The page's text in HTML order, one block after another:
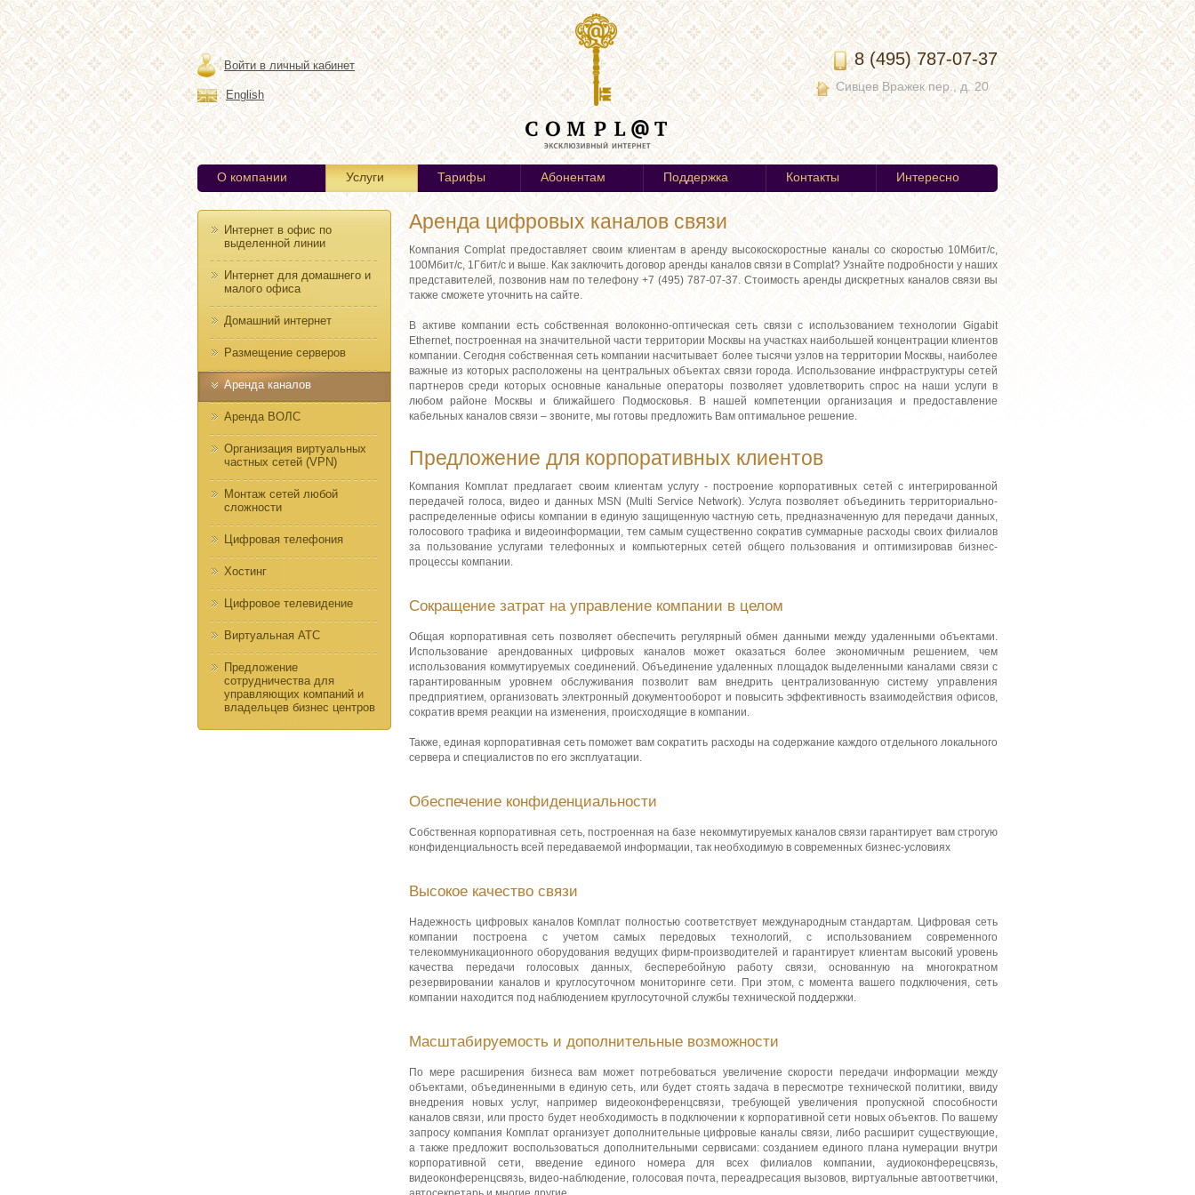
8 (495) 787-07-37
Сивцев Вражек пер., д. 20
Войти в личный кабинет
English
О компании Услуги Тарифы Абонентам Поддержка Контакты Интересно
Интернет в офис по
выделенной линии
Интернет для домашнего и
малого офиса
Домашний интернет
Размещение серверов
Аренда каналов
Аренда ВОЛС
Организация виртуальных
частных сетей (VPN)
Монтаж сетей любой
сложности
Цифровая телефония
Хостинг
Цифровое телевидение
Виртуальная АТС
Предложение
сотрудничества для
управляющих компаний и
владельцев бизнес центров
Аренда цифровых каналов связи
Компания Complat предоставляет своим клиентам в аренду высокоскоростные каналы со скоростью 10Мбит/с,
100Мбит/с, 1Гбит/с и выше. Как заключить договор аренды каналов связи в Complat? Узнайте подробности у наших
представителей, позвонив нам по телефону +7 (495) 787-07-37. Стоимость аренды дискретных каналов связи вы
также сможете уточнить на сайте.
В активе компании есть собственная волоконно-оптическая сеть связи с использованием технологии Gigabit
Ethernet, построенная на значительной части территории Москвы на участках наибольшей концентрации клиентов
компании. Сегодня собственная сеть компании насчитывает более тысячи узлов на территории Москвы, наиболее
важные из которых расположены на центральных объектах связи города. Использование инфраструктуры сетей
партнеров среди которых основные канальные операторы позволяет удовлетворить спрос на наши услуги в
любом районе Москвы и ближайшего Подмосковья. В нашей компетенции организация и предоставление
кабельных каналов связи – звоните, мы готовы предложить Вам оптимальное решение.
Предложение для корпоративных клиентов
Компания Комплат предлагает своим клиентам услугу - построение корпоративных сетей с интегрированной
передачей голоса, видео и данных MSN (Multi Service Network). Услуга позволяет объединить территориально-
распределенные офисы компании в единую защищенную частную сеть, предназначенную для передачи данных,
голосового трафика и видеоинформации, тем самым существенно сократив суммарные расходы своих филиалов
за пользование услугами телефонных и компьютерных сетей общего пользования и оптимизировав бизнес-
процессы компании.
Сокращение затрат на управление компании в целом
Общая корпоративная сеть позволяет обеспечить регулярный обмен данными между удаленными объектами.
Использование арендованных цифровых каналов может оказаться более экономичным решением, чем
использования коммутируемых соединений. Объединение удаленных площадок выделенными каналами связи с
гарантированным уровнем обслуживания позволит вам внедрить централизованную систему управления
предприятием, организовать электронный документооборот и повысить эффективность взаимодействия офисов,
сократив время реакции на изменения, происходящие в компании.
Также, единая корпоративная сеть поможет вам сократить расходы на содержание каждого отдельного локального
сервера и специалистов по его эксплуатации.
Обеспечение конфиденциальности
Собственная корпоративная сеть, построенная на базе некоммутируемых каналов связи гарантирует вам строгую
конфиденциальность всей передаваемой информации, так необходимую в современных бизнес-условиях
Высокое качество связи
Надежность цифровых каналов Комплат полностью соответствует международным стандартам. Цифровая сеть
компании построена с учетом самых передовых технологий, с использованием современного
телекоммуникационного оборудования ведущих фирм-производителей и гарантирует клиентам высокий уровень
качества передачи голосовых данных, бесперебойную работу связи, основанную на многократном
резервировании каналов и круглосуточном мониторинге сети. При этом, с момента вашего подключения, сеть
компании находится под наблюдением круглосуточной службы технической поддержки.
Масштабируемость и дополнительные возможности
По мере расширения бизнеса вам может потребоваться увеличение скорости передачи информации между
объектами, объединенными в единую сеть, или будет стоять задача в пересмотре технической политики, ввиду
внедрения новых услуг, например видеоконференцсвязи, требующей увеличения пропускной способности
каналов связи, или просто будет необходимость в подключении к корпоративной сети новых объектов. По вашему
запросу компания Комплат организует дополнительные цифровые каналы связи, либо расширит существующие,
а также предложит воспользоваться дополнительными сервисами: созданием единого плана нумерации внутри
корпоративной сети, введение единого номера для всех филиалов компании, аудиоконферецсвязь,
видеоконференцсвязь, видео-наблюдение, голосовая почта, переадресация вызовов, виртуальные автоответчики,